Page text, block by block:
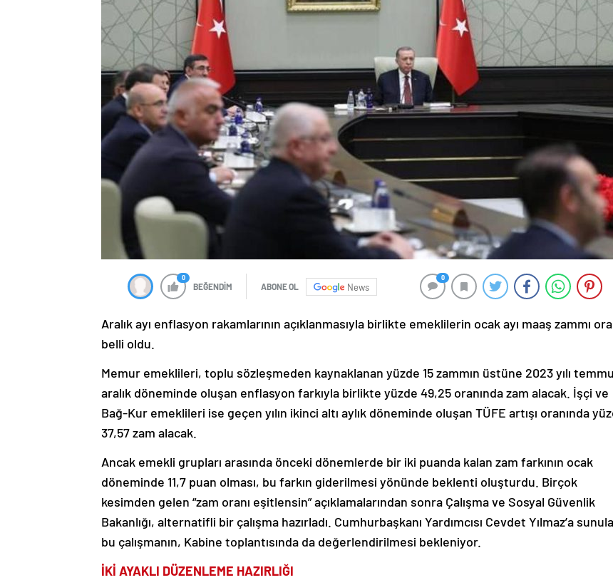
0
BEĞENDİM ABONE OL News
0
Aralık ayı enflasyon rakamlarının açıklanmasıyla birlikte emeklilerin ocak ayı maaş zammı
belli oldu.
Memur emeklileri, toplu sözleşmeden kaynaklanan yüzde 15 zammın üstüne 2023 yılı
aralık döneminde oluşan enflasyon farkıyla birlikte yüzde 49,25 oranında zam alacak. İşçi ve
Bağ-Kur emeklileri ise geçen yılın ikinci altı aylık döneminde oluşan TÜFE artışı oranında
37,57 zam alacak.
Ancak emekli grupları arasında önceki dönemlerde bir iki puanda kalan zam farkının ocak
döneminde 11,7 puan olması, bu farkın giderilmesi yönünde beklenti oluşturdu. Birçok
kesimden gelen “zam oranı eşitlensin” açıklamalarından sonra Çalışma ve Sosyal Güvenlik
Bakanlığı, alternatifli bir çalışma hazırladı. Cumhurbaşkanı Yardımcısı Cevdet Yılmaz’a
bu çalışmanın, Kabine toplantısında da değerlendirilmesi bekleniyor.
İKİ AYAKLI DÜZENLEME HAZIRLIĞI